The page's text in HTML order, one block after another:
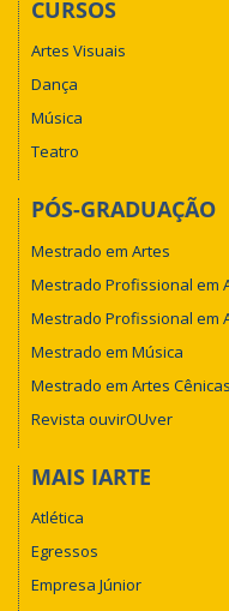
CURSOS
Artes Visuais
Dança
Música
Teatro
PÓS-GRADUAÇÃO
Mestrado em Artes
Mestrado Profissional em
Mestrado Profissional em
Mestrado em Música
Mestrado em Artes Cênicas
Revista ouvirOUver
MAIS IARTE
Atlética
Egressos
Empresa Júnior